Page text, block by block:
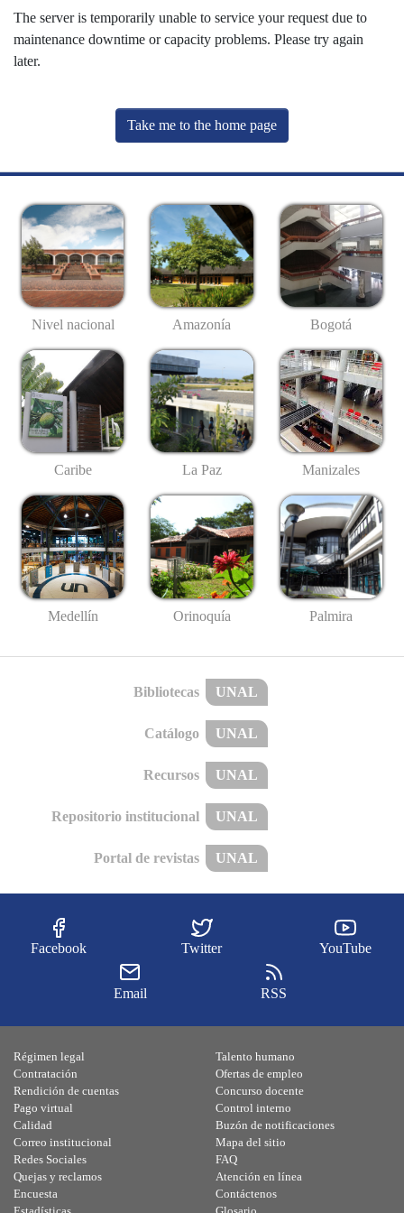
The server is temporarily unable to service your request due to
maintenance downtime or capacity problems. Please try again
later.
Take me to the home page
Nivel nacional Amazonía Bogotá
Caribe La Paz Manizales
Medellín Orinoquía Palmira
Bibliotecas UNAL
Catálogo UNAL
Recursos UNAL
Repositorio institucional UNAL
Portal de revistas UNAL
Facebook Twitter YouTube
Email RSS
Régimen legal
Contratación
Rendición de cuentas
Pago virtual
Calidad
Talento humano
Ofertas de empleo
Concurso docente
Control interno
Buzón de notificaciones
Correo institucional
Redes Sociales
Quejas y reclamos
Encuesta
Mapa del sitio
FAQ
Atención en línea
Contáctenos